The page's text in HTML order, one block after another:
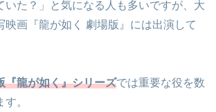
いた？」と気になる人も多いですが、大
映画『龍が如く 劇場版』には出演して
『龍が如く』シリーズでは重要な役を数
。